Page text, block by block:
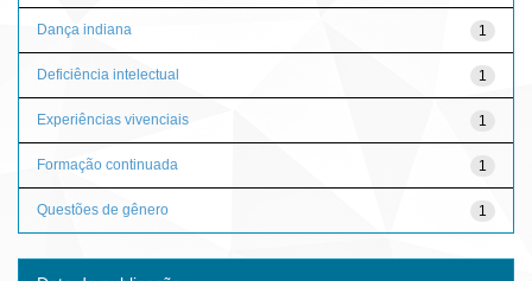
1
Dança indiana
1
Deficiência intelectual
1
Experiências vivenciais
1
Formação continuada
1
Questões de gênero